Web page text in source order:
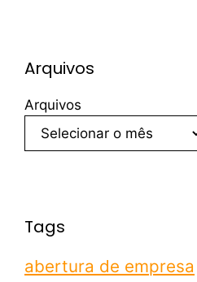
Arquivos
Arquivos
Tags
abertura de empresa